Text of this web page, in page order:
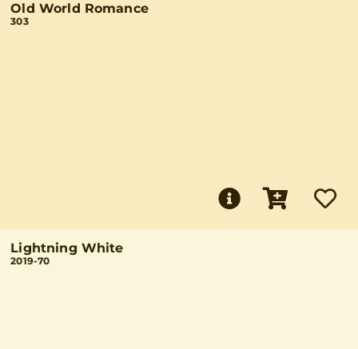
Old World Romance
303
Lightning White
2019-70